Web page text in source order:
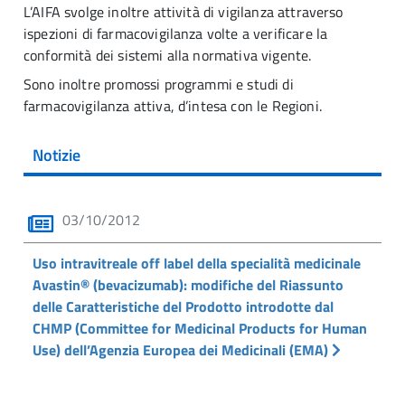
L’AIFA svolge inoltre attività di vigilanza attraverso
ispezioni di farmacovigilanza volte a verificare la
conformità dei sistemi alla normativa vigente.
Sono inoltre promossi programmi e studi di
farmacovigilanza attiva, d’intesa con le Regioni.
Notizie
03/10/2012
Uso intravitreale off label della specialità medicinale
Avastin® (bevacizumab): modifiche del Riassunto
delle Caratteristiche del Prodotto introdotte dal
CHMP (Committee for Medicinal Products for Human
Use) dell’Agenzia Europea dei Medicinali (EMA)